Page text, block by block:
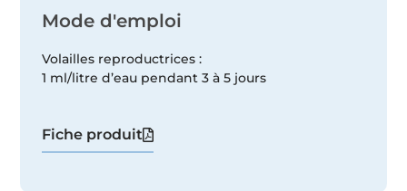
Mode d'emploi
Volailles reproductrices :
1 ml/litre d’eau pendant 3 à 5 jours
Fiche produit